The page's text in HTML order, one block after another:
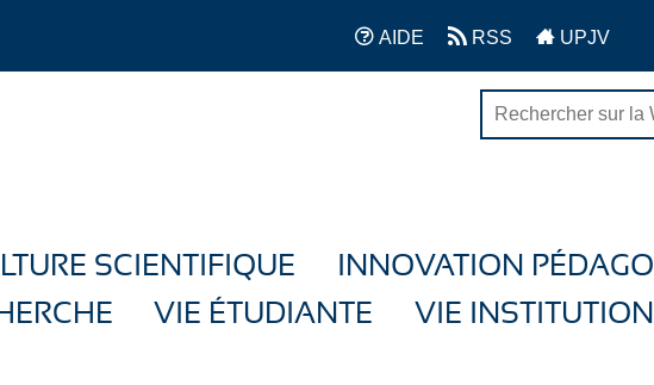
AIDE RSS UPJV
SCIENTIFIQUE
INNOVATION
VIE ÉTUDIANTE VIE